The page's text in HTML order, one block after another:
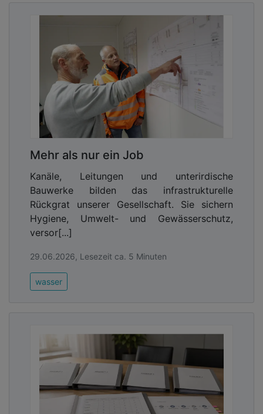
Mehr als nur ein Job
Kanäle, Leitungen und unterirdische
Bauwerke bilden das infrastrukturelle
Rückgrat unserer Gesellschaft. Sie sichern
Hygiene, Umwelt- und Gewässerschutz,
versor[...]
29.06.2026, Lesezeit ca. 5 Minuten
wasser